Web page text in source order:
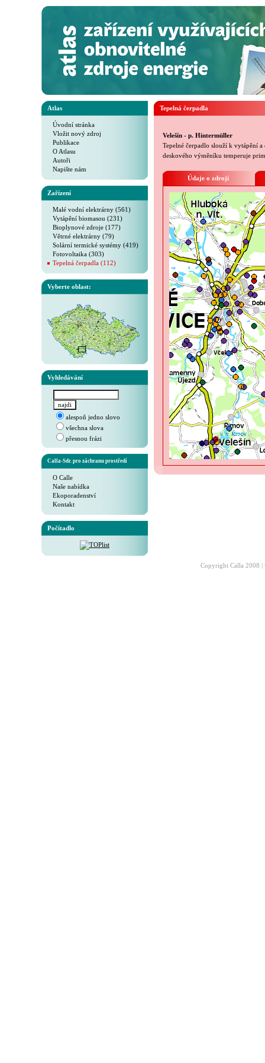
Atlas
Úvodní stránka
Vložit nový zdroj
Publikace
O Atlasu
Autoři
Napište nám
Zařízení
Malé vodní elektrárny (561)
Vytápění biomasou (231)
Bioplynové zdroje (177)
Větrné elektrárny (79)
Solární termické systémy (419)
Fotovoltaika (303)
Tepelná čerpadla (112)
Vyberte oblast:
Vyhledávání
alespoň jedno slovo
všechna slova
přesnou frázi
Calla-Sdr. pro záchranu prostředí
O Calle
Naše nabídka
Ekoporadenství
Kontakt
Počítadlo
Tepelná čerpadla
Velešín - p. Hintermüller
Tepelné čerpadlo slouží k vytápění
deskového výměníku temperuje
Údaje o zdroji
Copyright Calla 2008 |